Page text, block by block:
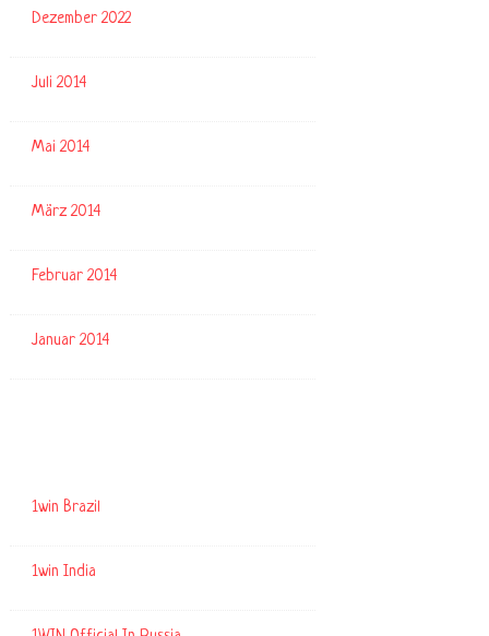
Dezember 2022
Juli 2014
Mai 2014
März 2014
Februar 2014
Januar 2014
1win Brazil
1win India